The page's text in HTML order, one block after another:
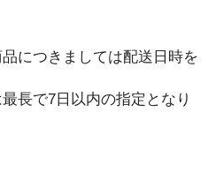
につきましては配送日時を
長で7日以内の指定となり